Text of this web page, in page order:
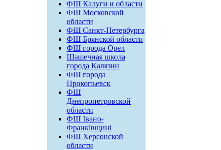
ФШ Калуги и области
ФШ Московской
области
ФШ Санкт-Петербурга
ФШ Брянской области
ФШ города Орел
Шашечная школа
города Калязин
ФШ города
Прокопьевск
ФШ
Днепропетровской
области
ФШ Івано-
Франківщині
ФШ Херсонской
области